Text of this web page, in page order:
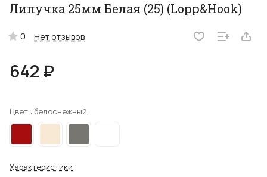
Липучка 25мм Белая (25) (Lopp&Hook)
0 Нет отзывов
642 ₽
Цвет : белоснежный
Характеристики